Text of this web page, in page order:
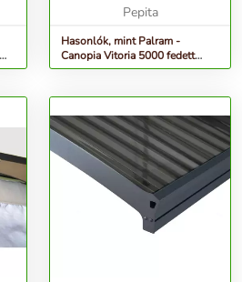
Pepita
Hasonlók, mint Palram -
Canopia Vitoria 5000 fedett
kocsibeálló